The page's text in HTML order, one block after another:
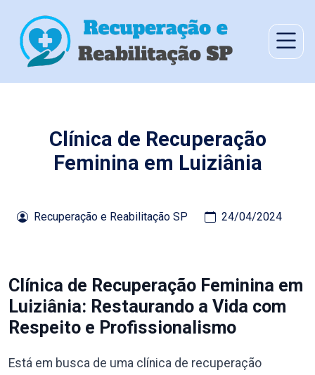
Clínica de Recuperação
Feminina em Luiziânia
Recuperação e Reabilitação SP 24/04/2024
Clínica de Recuperação Feminina em
Luiziânia: Restaurando a Vida com
Respeito e Profissionalismo
Está em busca de uma clínica de recuperação